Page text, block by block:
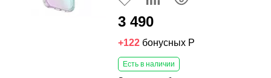
3 490
+122 бонусных Р
Есть в наличии